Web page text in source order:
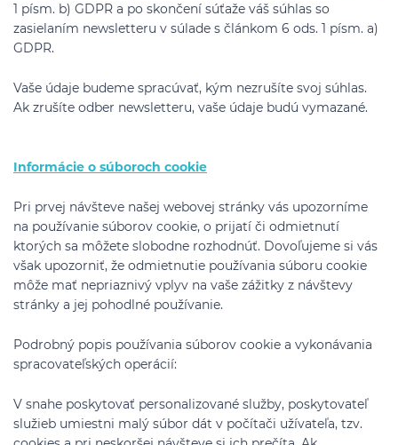
1 písm. b) GDPR a po skončení súťaže váš súhlas so
zasielaním newsletteru v súlade s článkom 6 ods. 1 písm. a)
GDPR.
Vaše údaje budeme spracúvať, kým nezrušíte svoj súhlas.
Ak zrušíte odber newsletteru, vaše údaje budú vymazané.
Informácie o súboroch cookie
Pri prvej návšteve našej webovej stránky vás upozorníme
na používanie súborov cookie, o prijatí či odmietnutí
ktorých sa môžete slobodne rozhodnúť. Dovoľujeme si vás
však upozorniť, že odmietnutie používania súboru cookie
môže mať nepriaznivý vplyv na vaše zážitky z návštevy
stránky a jej pohodlné používanie.
Podrobný popis používania súborov cookie a vykonávania
spracovateľských operácií:
V snahe poskytovať personalizované služby, poskytovateľ
služieb umiestni malý súbor dát v počítači užívateľa, tzv.